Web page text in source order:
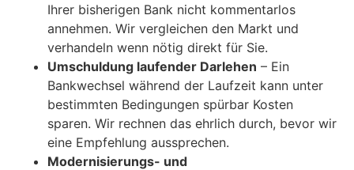
Ihrer bisherigen Bank nicht kommentarlos
annehmen. Wir vergleichen den Markt und
verhandeln wenn nötig direkt für Sie.
Umschuldung laufender Darlehen – Ein
Bankwechsel während der Laufzeit kann unter
bestimmten Bedingungen spürbar Kosten
sparen. Wir rechnen das ehrlich durch, bevor wir
eine Empfehlung aussprechen.
Modernisierungs- und